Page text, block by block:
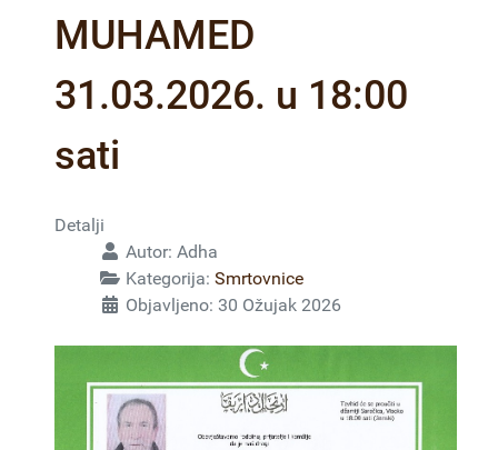
MUHAMED
31.03.2026. u 18:00
sati
Detalji
Autor: Adha
Kategorija: Smrtovnice
Objavljeno: 30 Ožujak 2026